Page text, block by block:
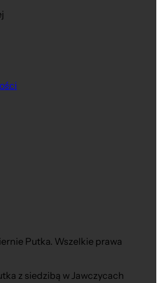
Putka. Wszelkie prawa
z siedzibą w Jawczycach